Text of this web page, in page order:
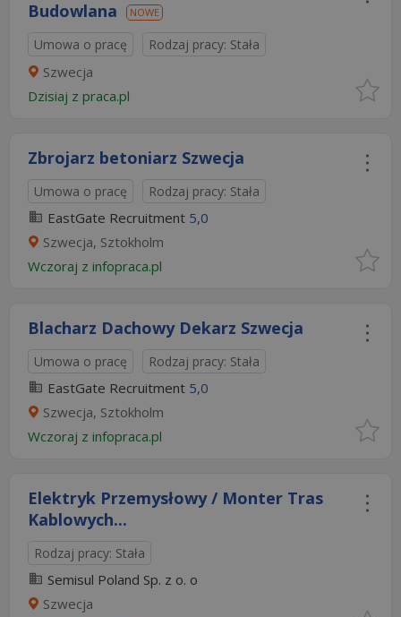
Budowlana NOWE
Umowa o pracę Rodzaj pracy: Stała
Szwecja
Dzisiaj z praca.pl
Zbrojarz betoniarz Szwecja
Umowa o pracę Rodzaj pracy: Stała
EastGate Recruitment 5,0
Szwecja, Sztokholm
Wczoraj z infopraca.pl
Blacharz Dachowy Dekarz Szwecja
Umowa o pracę Rodzaj pracy: Stała
EastGate Recruitment 5,0
Szwecja, Sztokholm
Wczoraj z infopraca.pl
Elektryk Przemysłowy / Monter Tras
Kablowych...
Rodzaj pracy: Stała
Semisul Poland Sp. z o. o
Szwecja